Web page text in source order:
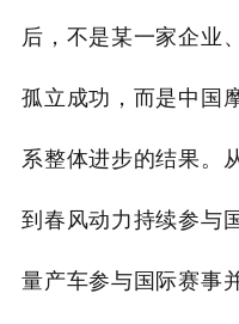
后，不是某一家企业
孤立成功，而是中国
系整体进步的结果。
到春风动力持续参与
量产车参与国际赛事